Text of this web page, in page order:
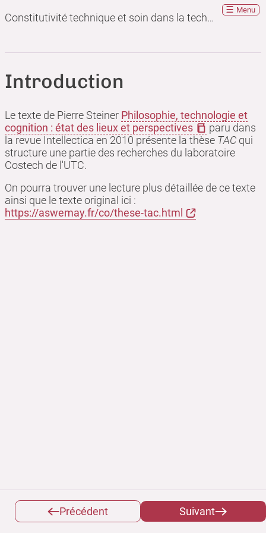
Constitutivité technique et soin dans la technique
Menu
Introduction
Le texte de Pierre Steiner Philosophie, technologie et
cognition : état des lieux et perspectives
paru dans
la revue Intellectica en 2010 présente la thèse TAC qui
structure une partie des recherches du laboratoire
Costech de l'UTC.
On pourra trouver une lecture plus détaillée de ce texte
ainsi que le texte original ici :
https://aswemay.fr/co/these-tac.html
Précédent Suivant